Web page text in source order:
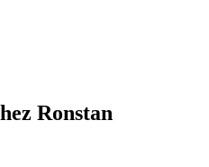
Ronstan